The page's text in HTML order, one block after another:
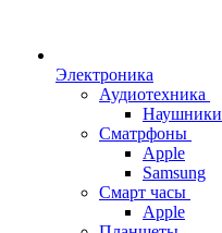
Электроника
Аудиотехника
Наушники
Сматрфоны
Apple
Samsung
Смарт часы
Apple